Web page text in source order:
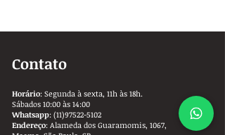
Contato
Horário: Segunda à sexta, 11h às 18h.
Sábados 10:00 às 14:00
Whatsapp: (11)97522-5102
Endereço: Alameda dos Guaramomis, 1067,